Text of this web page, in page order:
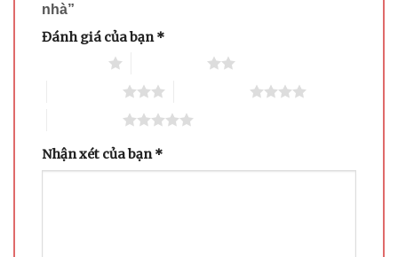
nhà”
Đánh giá của bạn *
Nhận xét của bạn*